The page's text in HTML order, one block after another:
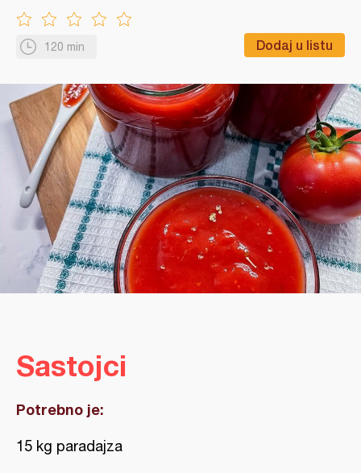
120 min Dodaj u listu
Sastojci
Potrebno je:
15 kg paradajza